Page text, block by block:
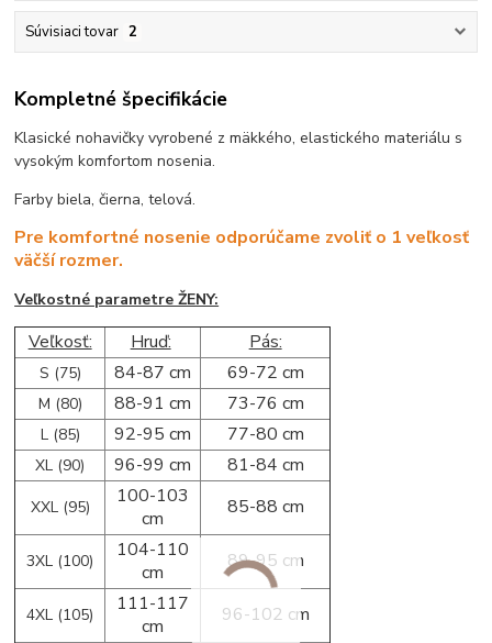
Súvisiaci tovar 2
Kompletné špecifikácie
Klasické nohavičky vyrobené z mäkkého, elastického materiálu s
vysokým komfortom nosenia.
Farby biela, čierna, telová.
Pre komfortné nosenie odporúčame zvoliť o 1 veľkosť
väčší rozmer.
Veľkostné parametre ŽENY:
Veľkosť: Hruď: Pás:
S (75) 84-87 cm 69-72 cm
M (80) 88-91 cm 73-76 cm
L (85) 92-95 cm 77-80 cm
XL (90) 96-99 cm 81-84 cm
XXL (95)
100-103
cm
85-88 cm
3XL (100)
104-110
cm
89-95 cm
4XL (105)
111-117
cm
96-102 cm